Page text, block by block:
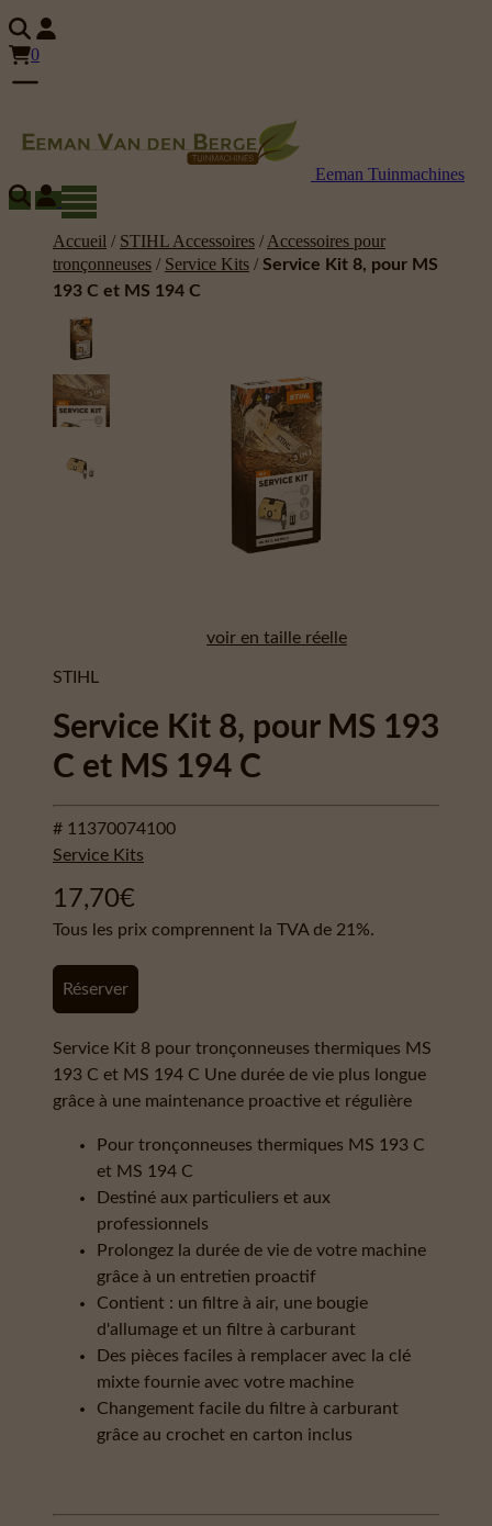
0
Eeman Tuinmachines
Accueil / STIHL Accessoires / Accessoires pour
tronçonneuses / Service Kits / Service Kit 8, pour MS
193 C et MS 194 C
voir en taille réelle
STIHL
Service Kit 8, pour MS 193
C et MS 194 C
# 11370074100
Service Kits
17,70€
Tous les prix comprennent la TVA de 21%.
Réserver
Service Kit 8 pour tronçonneuses thermiques MS
193 C et MS 194 C Une durée de vie plus longue
grâce à une maintenance proactive et régulière
Pour tronçonneuses thermiques MS 193 C
et MS 194 C
Destiné aux particuliers et aux
professionnels
Prolongez la durée de vie de votre machine
grâce à un entretien proactif
Contient : un filtre à air, une bougie
d'allumage et un filtre à carburant
Des pièces faciles à remplacer avec la clé
mixte fournie avec votre machine
Changement facile du filtre à carburant
grâce au crochet en carton inclus